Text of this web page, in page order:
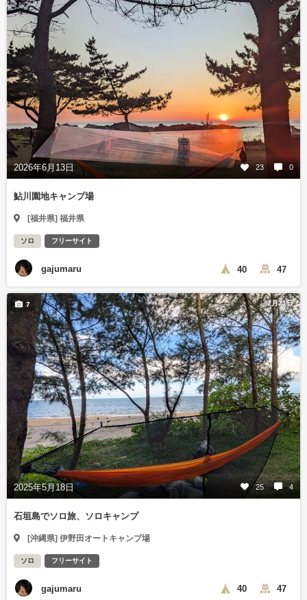
2026年6月13日 23 0
鮎川園地キャンプ場
[福井県] 福井県
ソロ フリーサイト
gajumaru 40 47
2月21日
2025年5月18日 25 4
7
石垣島でソロ旅、ソロキャンプ
[沖縄県] 伊野田オートキャンプ場
ソロ フリーサイト
gajumaru 40 47